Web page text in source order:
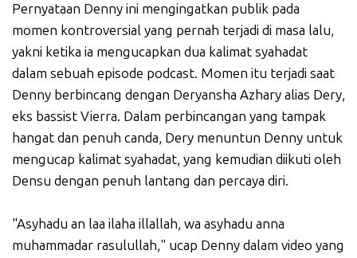
Pernyataan Denny ini mengingatkan publik pada
momen kontroversial yang pernah terjadi di masa lalu,
yakni ketika ia mengucapkan dua kalimat syahadat
dalam sebuah episode podcast. Momen itu terjadi saat
Denny berbincang dengan Deryansha Azhary alias Dery,
eks bassist Vierra. Dalam perbincangan yang tampak
hangat dan penuh canda, Dery menuntun Denny untuk
mengucap kalimat syahadat, yang kemudian diikuti oleh
Densu dengan penuh lantang dan percaya diri.
"Asyhadu an laa ilaha illallah, wa asyhadu anna
muhammadar rasulullah," ucap Denny dalam video yang